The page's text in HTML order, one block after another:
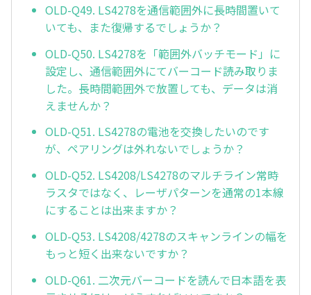
OLD-Q49. LS4278を通信範囲外に長時間置いて
いても、また復帰するでしょうか？
OLD-Q50. LS4278を「範囲外バッチモード」に
設定し、通信範囲外にてバーコード読み取りま
した。長時間範囲外で放置しても、データは消
えませんか？
OLD-Q51. LS4278の電池を交換したいのです
が、ペアリングは外れないでしょうか？
OLD-Q52. LS4208/LS4278のマルチライン常時
ラスタではなく、レーザパターンを通常の1本線
にすることは出来ますか？
OLD-Q53. LS4208/4278のスキャンラインの幅を
もっと短く出来ないですか？
OLD-Q61. 二次元バーコードを読んで日本語を表